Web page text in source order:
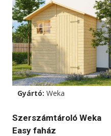
Gyártó: Weka
Szerszámtároló Weka
Easy faház